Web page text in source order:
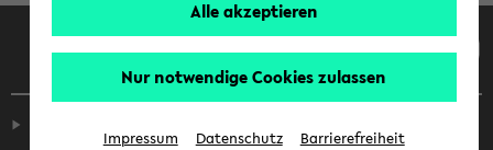
Alle akzeptieren
Nur notwendige Cookies zulassen
Impressum Datenschutz Barrierefreiheit